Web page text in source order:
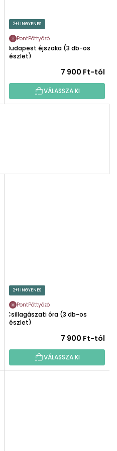
2+1 INGYENES
PontPöttyöző
Budapest éjszaka (3 db-os
készlet)
7 900 Ft-tól
VÁLASSZA KI
2+1 INGYENES
PontPöttyöző
Csillagászati óra (3 db-os
készlet)
7 900 Ft-tól
VÁLASSZA KI